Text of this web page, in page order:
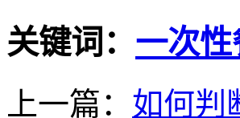
关键词： 一次
上一篇： 如何判